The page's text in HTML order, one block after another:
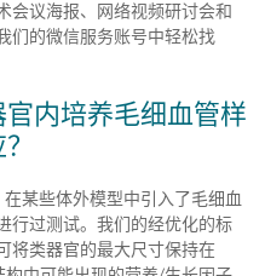
会议海报、网络视频研讨会和
们的微信服务账号中轻松找
内培养毛细血管样
某些体外模型中引入了毛细血
行过测试。我们的经优化的标
将类器官的最大尺寸保持在